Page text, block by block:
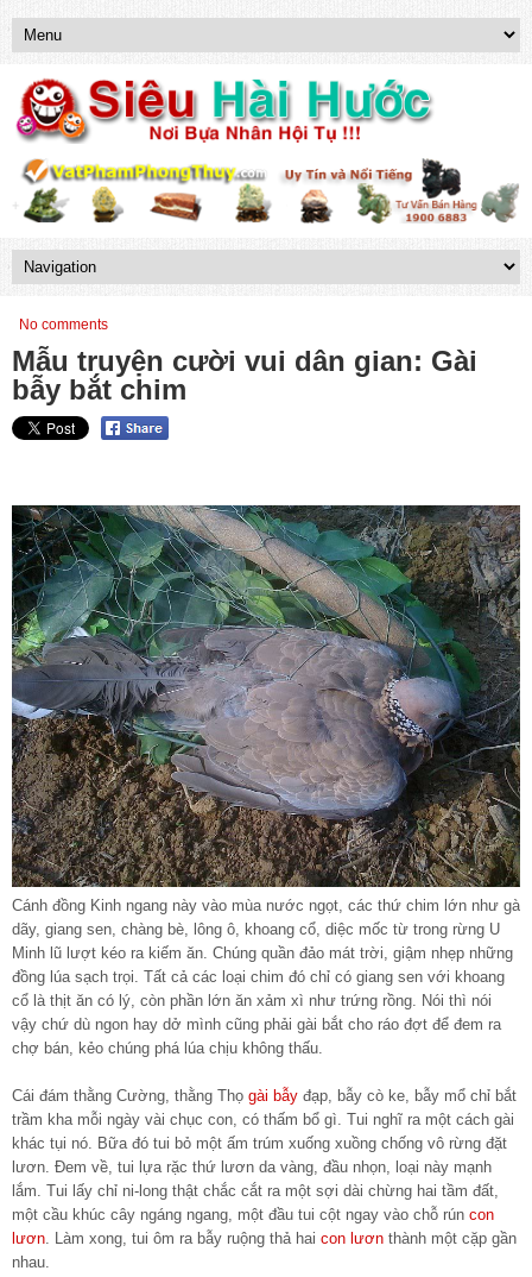
No comments
Mẫu truyện cười vui dân gian: Gài
bẫy bắt chim
Cánh đồng Kinh ngang này vào mùa nước ngọt, các thứ chim lớn như gà
dãy, giang sen, chàng bè, lông ô, khoang cổ, diệc mốc từ trong rừng U
Minh lũ lượt kéo ra kiếm ăn. Chúng quần đảo mát trời, giậm nhẹp những
đồng lúa sạch trọi. Tất cả các loại chim đó chỉ có giang sen với khoang
cổ là thịt ăn có lý, còn phần lớn ăn xảm xì như trứng rồng. Nói thì nói
vậy chứ dù ngon hay dở mình cũng phải gài bắt cho ráo đợt để đem ra
chợ bán, kẻo chúng phá lúa chịu không thấu.
Cái đám thằng Cường, thằng Thọ gài bẫy đạp, bẫy cò ke, bẫy mổ chỉ bắt
trầm kha mỗi ngày vài chục con, có thấm bổ gì. Tui nghĩ ra một cách gài
khác tụi nó. Bữa đó tui bỏ một ấm trúm xuống xuồng chống vô rừng đặt
lươn. Đem về, tui lựa rặc thứ lươn da vàng, đầu nhọn, loại này mạnh
lắm. Tui lấy chỉ ni-long thật chắc cắt ra một sợi dài chừng hai tầm đất,
một cầu khúc cây ngáng ngang, một đầu tui cột ngay vào chỗ rún con
lươn. Làm xong, tui ôm ra bẫy ruộng thả hai con lươn thành một cặp gần
nhau.